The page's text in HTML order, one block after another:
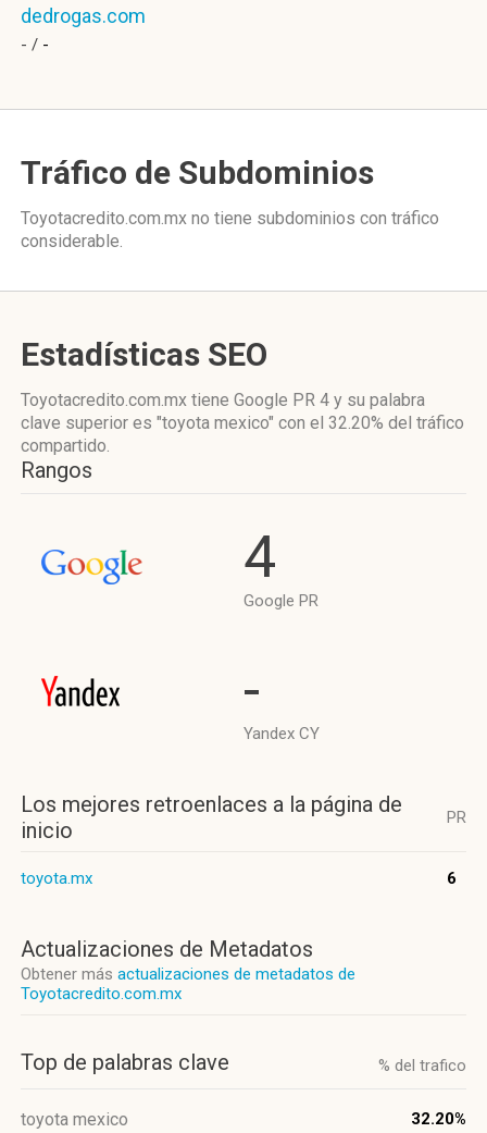
dedrogas.com
- / -
Tráfico de Subdominios
Toyotacredito.com.mx no tiene subdominios con tráfico
considerable.
Estadísticas SEO
Toyotacredito.com.mx tiene Google PR 4 y su palabra
clave superior es "toyota mexico" con el 32.20% del tráfico
compartido.
Rangos
4
Google PR
-
Yandex CY
Los mejores retroenlaces a la página de
inicio
PR
toyota.mx 6
Actualizaciones de Metadatos
Obtener más actualizaciones de metadatos de
Toyotacredito.com.mx
Top de palabras clave % del trafico
toyota mexico 32.20%